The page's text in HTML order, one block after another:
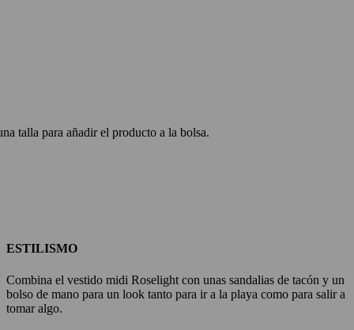
talla para añadir el producto a la bolsa.
ESTILISMO
Combina el vestido midi Roselight con unas sandalias de tacón y un
bolso de mano para un look tanto para ir a la playa como para salir a
tomar algo.